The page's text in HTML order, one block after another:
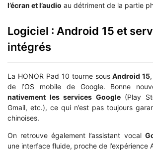
l’écran et l’audio au détriment de la partie
Logiciel : Android 15 et
intégrés
La HONOR Pad 10 tourne sousAndroid 15
de l’OS mobile de Google. Bonne
nativement les services Google(Play
Gmail, etc.), ce qui n’est pas toujours
chinoises.
On retrouve également l’assistant vocal
une interface fluide, proche de l’expérience